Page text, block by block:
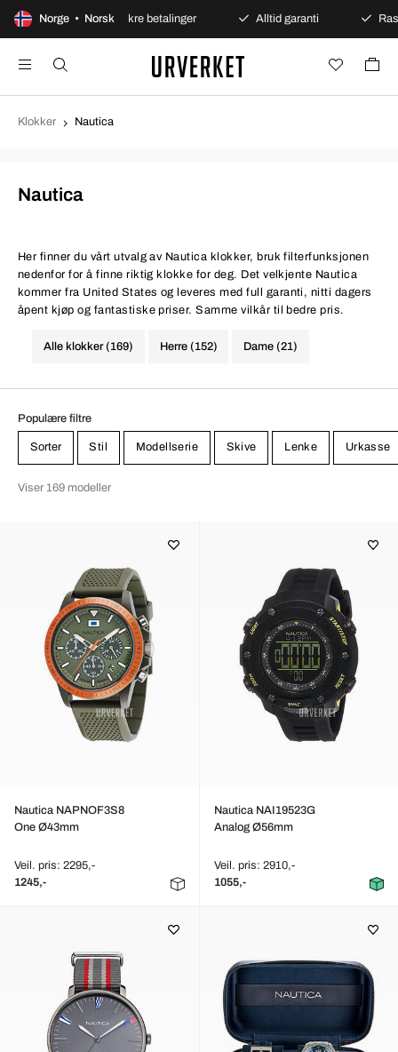
Norge • NorskSikre betalinger Alltid garanti Rask og
Klokker Nautica
Nautica
Her finner du vårt utvalg av Nautica klokker, bruk filterfunksjonen
nedenfor for å finne riktig klokke for deg. Det velkjente Nautica
kommer fra United States og leveres med full garanti, nitti dagers
åpent kjøp og fantastiske priser. Samme vilkår til bedre pris.
Alle klokker (169) Herre (152) Dame (21)
Populære filtre
Sorter Stil Modellserie Skive Lenke Urkasse
Viser 169 modeller
Nautica NAPNOF3S8
One Ø43mm
Veil. pris: 2295,-
1245,-
Nautica NAI19523G
Analog Ø56mm
Veil. pris: 2910,-
1055,-